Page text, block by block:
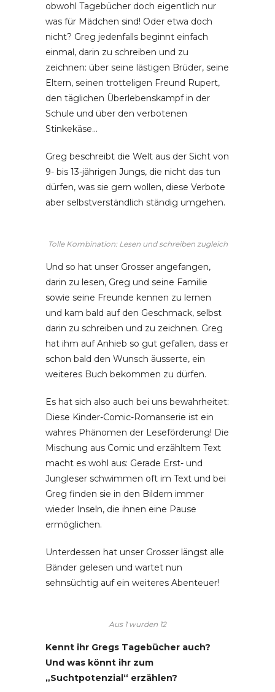
obwohl Tagebücher doch eigentlich nur
was für Mädchen sind! Oder etwa doch
nicht? Greg jedenfalls beginnt einfach
einmal, darin zu schreiben und zu
zeichnen: über seine lästigen Brüder, seine
Eltern, seinen trotteligen Freund Rupert,
den täglichen Überlebenskampf in der
Schule und über den verbotenen
Stinkekäse…
Greg beschreibt die Welt aus der Sicht von
9- bis 13-jährigen Jungs, die nicht das tun
dürfen, was sie gern wollen, diese Verbote
aber selbstverständlich ständig umgehen.
Tolle Kombination: Lesen und schreiben zugleich
Und so hat unser Grosser angefangen,
darin zu lesen, Greg und seine Familie
sowie seine Freunde kennen zu lernen
und kam bald auf den Geschmack, selbst
darin zu schreiben und zu zeichnen. Greg
hat ihm auf Anhieb so gut gefallen, dass er
schon bald den Wunsch äusserte, ein
weiteres Buch bekommen zu dürfen.
Es hat sich also auch bei uns bewahrheitet:
Diese Kinder-Comic-Romanserie ist ein
wahres Phänomen der Leseförderung! Die
Mischung aus Comic und erzähltem Text
macht es wohl aus: Gerade Erst- und
Jungleser schwimmen oft im Text und bei
Greg finden sie in den Bildern immer
wieder Inseln, die ihnen eine Pause
ermöglichen.
Unterdessen hat unser Grosser längst alle
Bänder gelesen und wartet nun
sehnsüchtig auf ein weiteres Abenteuer!
Aus 1 wurden 12
Kennt ihr Gregs Tagebücher auch?
Und was könnt ihr zum
„Suchtpotenzial“ erzählen?